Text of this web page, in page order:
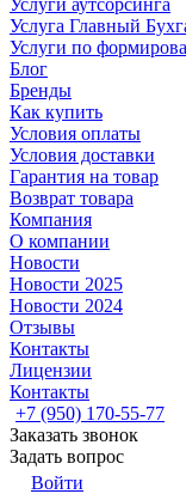
Услуги аутсорсинга
Услуга Главный
Услуги по
Блог
Бренды
Как купить
Условия оплаты
Условия доставки
Гарантия на товар
Возврат товара
Компания
О компании
Новости
Новости 2025
Новости 2024
Отзывы
Контакты
Лицензии
Контакты
+7 (950) 170-55-77
Заказать звонок
Задать вопрос
Войти